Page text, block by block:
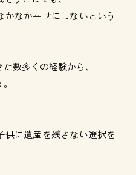
なか幸せにしないという
数多くの経験から、
供に遺産を残さない選択を